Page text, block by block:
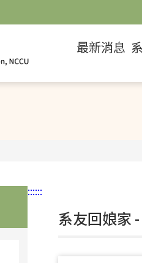
最新消息
::::::
系友回娘家